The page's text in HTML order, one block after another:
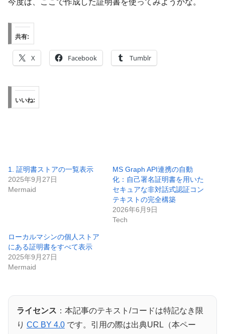
今度は、ここで作成した証明書を使ってみようかな。
共有:
X Facebook Tumblr
いいね:
1. 証明書ストアの一覧表示
2025年9月27日
Mermaid
MS Graph API連携の自動
化：自己署名証明書を用いた
セキュアな非対話式認証コン
テキストの完全構築
2026年6月9日
Tech
ローカルマシンの個人ストア
にある証明書をすべて表示
2025年9月27日
Mermaid
ライセンス ：本記事のテキスト/コードは特記なき限
り CC BY 4.0 です。引用の際は出典URL（本ペー